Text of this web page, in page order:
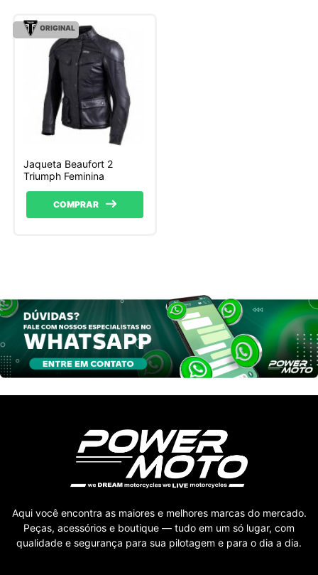
ORIGINAL
Jaqueta Beaufort 2
Triumph Feminina
COMPRAR
Aqui você encontra as maiores e melhores marcas do mercado.
Peças, acessórios e boutique — tudo em um só lugar, com
qualidade e segurança para sua pilotagem e para o dia a dia.